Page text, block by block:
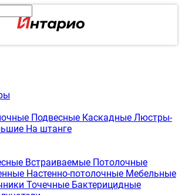
Подвесные Каскадные Люстры-
На штанге
Встраиваемые Потолочные
Настенно-потолочные Мебельные
Точечные Бактерицидные